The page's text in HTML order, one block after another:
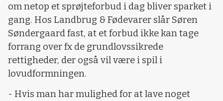
om netop et sprøjteforbud i dag bliver sparket i
gang. Hos Landbrug & Fødevarer slår Søren
Søndergaard fast, at et forbud ikke kan tage
forrang over fx de grundlovssikrede
rettigheder, der også vil være i spil i
lovudformningen.
- Hvis man har mulighed for at lave noget